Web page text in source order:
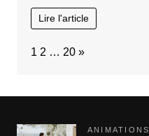
Lire l'article
Page:
1 2 … 20 Next
»
ANIMATIONS